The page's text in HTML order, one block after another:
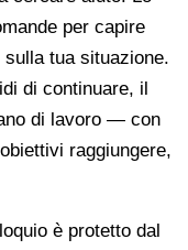
per capire
tua situazione.
di continuare, il
di lavoro — con
raggiungere,
è protetto dal